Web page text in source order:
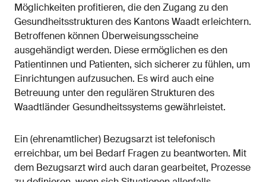
Möglichkeiten profitieren, die den Zugang zu den
Gesundheitsstrukturen des Kantons Waadt erleichtern.
Betroffenen können Überweisungsscheine
ausgehändigt werden. Diese ermöglichen es den
Patientinnen und Patienten, sich sicherer zu fühlen, um
Einrichtungen aufzusuchen. Es wird auch eine
Betreuung unter den regulären Strukturen des
Waadtländer Gesundheitssystems gewährleistet.
Ein (ehrenamtlicher) Bezugsarzt ist telefonisch
erreichbar, um bei Bedarf Fragen zu beantworten. Mit
dem Bezugsarzt wird auch daran gearbeitet, Prozesse